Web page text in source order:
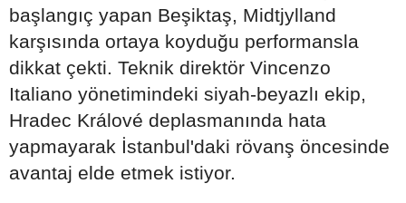
başlangıç yapan Beşiktaş, Midtjylland
karşısında ortaya koyduğu performansla
dikkat çekti. Teknik direktör Vincenzo
Italiano yönetimindeki siyah-beyazlı ekip,
Hradec Králové deplasmanında hata
yapmayarak İstanbul'daki rövanş öncesinde
avantaj elde etmek istiyor.